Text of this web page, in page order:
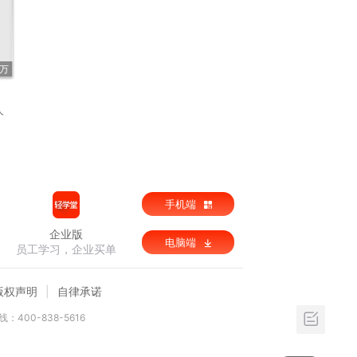
企业版
员工学习，企业买单
手机端
电脑端
权声明 自律承诺
：400-838-5616